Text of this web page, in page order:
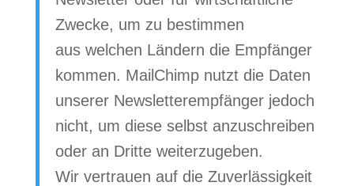
Zwecke, um zu bestimmen
aus welchen Ländern die Empfänger
kommen. MailChimp nutzt die Daten
unserer Newsletterempfänger jedoch
nicht, um diese selbst anzuschreiben
oder an Dritte weiterzugeben.
Wir vertrauen auf die Zuverlässigkeit